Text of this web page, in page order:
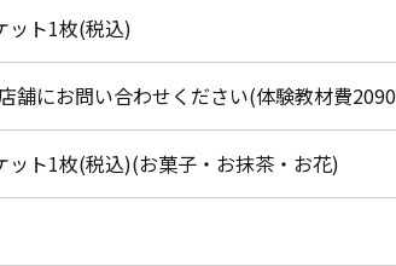
ット1枚(税込)
舗にお問い合わせください(体験教材費
ット1枚(税込)(お菓子・お抹茶・お花)